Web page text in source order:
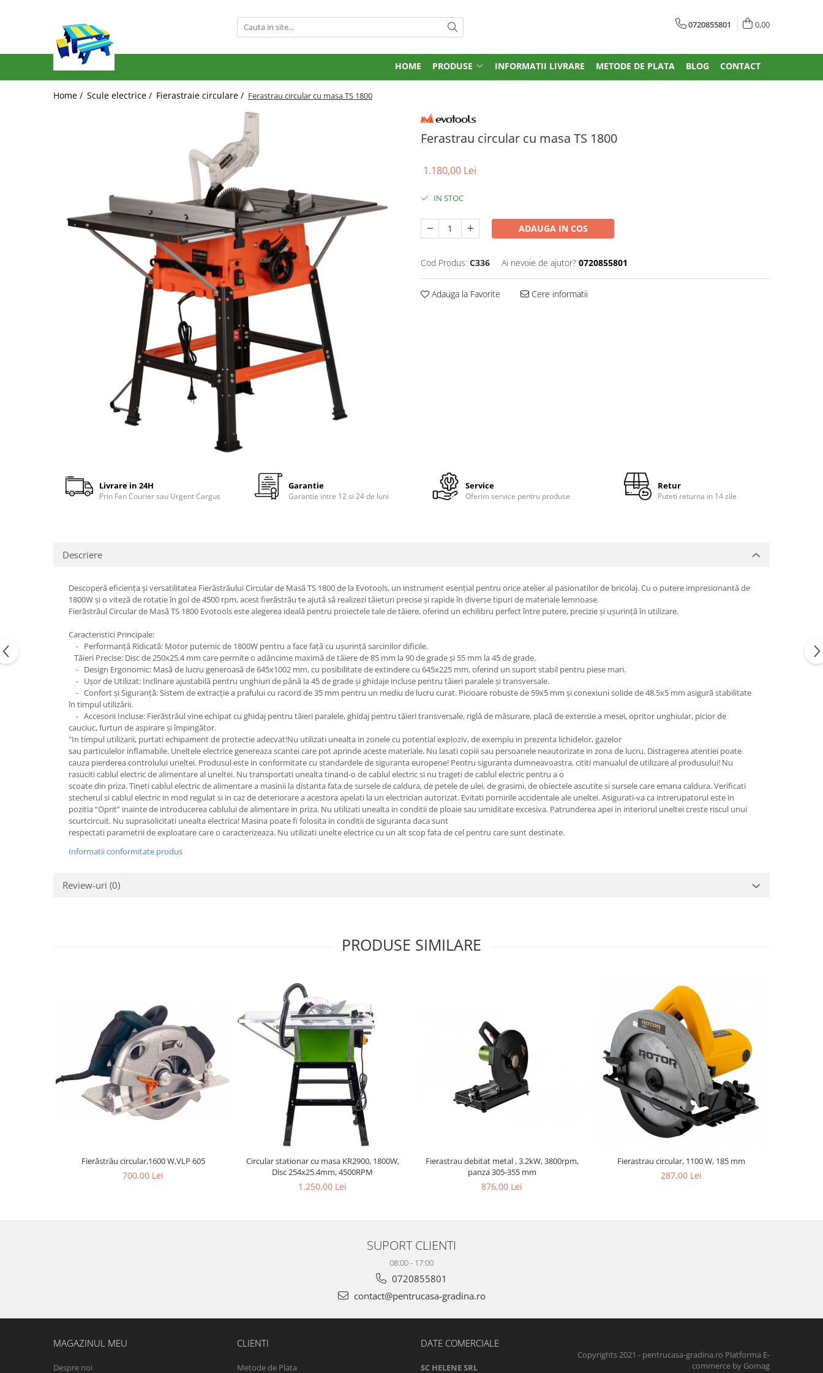
Produse
Plase anti insecte
Chiuvete Baie si Bucatarie
0720855801 0,00
HOME PRODUSE INFORMATII LIVRARE METODE DE PLATA BLOG CONTACT
Home / Scule electrice / Fierastraie circulare / Ferastrau circular cu masa TS 1800
Ferastrau circular cu masa TS 1800
1.180,00 Lei
IN STOC
ADAUGA IN COS
Cod Produs: C336 Ai nevoie de ajutor? 0720855801
Adauga la Favorite Cere informatii
Livrare in 24H
Prin Fan Courier sau Urgent Cargus
Garantie
Garantie intre 12 si 24 de luni
Service
Oferim service pentru produse
Retur
Puteti returna in 14 zile
Descriere
Descoperă eficiența și versatilitatea Fierăstrăului Circular de Masă TS 1800 de la Evotools, un instrument esențial pentru orice atelier al pasionatilor de bricolaj. Cu o putere impresionantă de
1800W și o viteză de rotație în gol de 4500 rpm, acest fierăstrău te ajută să realizezi tăieturi precise și rapide în diverse tipuri de materiale lemnoase.
Fierăstrăul Circular de Masă TS 1800 Evotools este alegerea ideală pentru proiectele tale de tăiere, oferind un echilibru perfect între putere, precizie și ușurință în utilizare.
Caracteristici Principale:
- Performanță Ridicată: Motor puternic de 1800W pentru a face față cu ușurință sarcinilor dificile.
Tăieri Precise: Disc de 250x25.4 mm care permite o adâncime maximă de tăiere de 85 mm la 90 de grade și 55 mm la 45 de grade.
- Design Ergonomic: Masă de lucru generoasă de 645x1002 mm, cu posibilitate de extindere cu 645x225 mm, oferind un suport stabil pentru piese mari.
- Ușor de Utilizat: Inclinare ajustabilă pentru unghiuri de până la 45 de grade și ghidaje incluse pentru tăieri paralele și transversale.
- Confort și Siguranță: Sistem de extracție a prafului cu racord de 35 mm pentru un mediu de lucru curat. Picioare robuste de 59x5 mm și conexiuni solide de 48.5x5 mm asigură stabilitate
în timpul utilizării.
- Accesorii Incluse: Fierăstrăul vine echipat cu ghidaj pentru tăieri paralele, ghidaj pentru tăieri transversale, riglă de măsurare, placă de extensie a mesei, opritor unghiular, picior de
cauciuc, furtun de aspirare și împingător.
"In timpul utilizarii, purtati echipament de protectie adecvat!Nu utilizati unealta in zonele cu potential exploziv, de exemplu in prezenta lichidelor, gazelor
sau particulelor inflamabile. Uneltele electrice genereaza scantei care pot aprinde aceste materiale. Nu lasati copiii sau persoanele neautorizate in zona de lucru. Distragerea atentiei poate
cauza pierderea controlului uneltei. Produsul este in conformitate cu standardele de siguranta europene! Pentru siguranta dumneavoastra, cititi manualul de utilizare al produsului! Nu
rasuciti cablul electric de alimentare al uneltei. Nu transportati unealta tinand-o de cablul electric si nu trageti de cablul electric pentru a o
scoate din priza. Tineti cablul electric de alimentare a masinii la distanta fata de sursele de caldura, de petele de ulei, de grasimi, de obiectele ascutite si sursele care emana caldura. Verificati
stecherul si cablul electric in mod regulat si in caz de deteriorare a acestora apelati la un electrician autorizat. Evitati pornirile accidentale ale uneltei. Asigurati-va ca intrerupatorul este in
pozitia “Oprit” inainte de introducerea cablului de alimentare in priza. Nu utilizati unealta in conditii de ploaie sau umiditate excesiva. Patrunderea apei in interiorul uneltei creste riscul unui
scurtcircuit. Nu suprasolicitati unealta electrica! Masina poate fi folosita in conditii de siguranta daca sunt
respectati parametrii de exploatare care o caracterizeaza. Nu utilizati unelte electrice cu un alt scop fata de cel pentru care sunt destinate.
Informatii conformitate produs
Review-uri (0)
PRODUSE SIMILARE
Fierăstrău circular,1600 W,VLP 605
700,00 Lei
Circular stationar cu masa KR2900, 1800W,
Disc 254x25.4mm, 4500RPM
1.250,00 Lei
Fierastrau debitat metal , 3.2kW, 3800rpm,
panza 305-355 mm
876,00 Lei
Fierastrau circular, 1100 W, 185 mm
287,00 Lei
SUPORT CLIENTI
08:00 - 17:00
0720855801
contact@pentrucasa-gradina.ro
MAGAZINUL MEU
Despre noi
CLIENTI
Metode de Plata
DATE COMERCIALE
SC HELENE SRL
Copyrights 2021 - pentrucasa-gradina.ro Platforma E-
commerce by Gomag